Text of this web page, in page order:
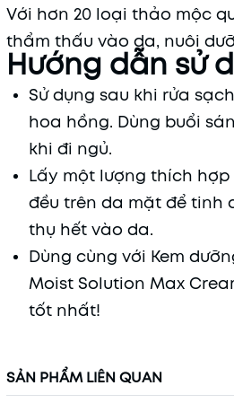
Với hơn 20 loại thảo mộc
thẩm thấu vào da, nuôi
Hướng dẫn sử
Sử dụng sau khi rửa
hoa hồng. Dùng buổi
khi đi ngủ.
Lấy một lượng thích
đều trên da mặt để tinh
thụ hết vào da.
Dùng cùng với Kem
Moist Solution Max
tốt nhất!
SẢN PHẨM LIÊN QUAN